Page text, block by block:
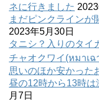
ネに行きました
まだピンクラインが
2023年5月30日
タニシ？入りのタイ
チャオクワイ(หมาเฉ
思いのほか安かった
昼の12時から13時
月7日